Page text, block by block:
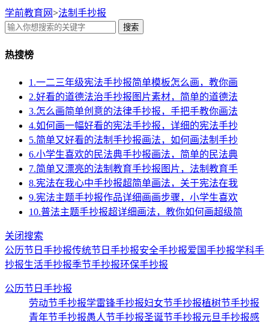
学前教育网>法制手抄报
搜索
热搜榜
1.一二三年级宪法手抄报简单模板怎么画，教你画
2.好看的道德法治手抄报图片素材，简单的道德法
3.怎么画简单创意的法律手抄报，手把手教你画法
4.如何画一幅好看的宪法手抄报，详细的宪法手抄
5.简单又好看的法制手抄报画法，如何画法制手抄
6.小学生喜欢的民法典手抄报画法，简单的民法典
7.简单又漂亮的法制教育手抄报图片，法制教育手
8.宪法在我心中手抄报超简单画法，关于宪法在我
9.宪法主题手抄报作品详细画画步骤，小学生喜欢
10.普法主题手抄报超详细画法，教你如何画超级简
关闭搜索
公历节日手抄报传统节日手抄报安全手抄报爱国手抄报学科手
抄报生活手抄报季节手抄报环保手抄报
公历节日手抄报
劳动节手抄报学雷锋手抄报妇女节手抄报植树节手抄报
青年节手抄报愚人节手抄报圣诞节手抄报元旦手抄报感